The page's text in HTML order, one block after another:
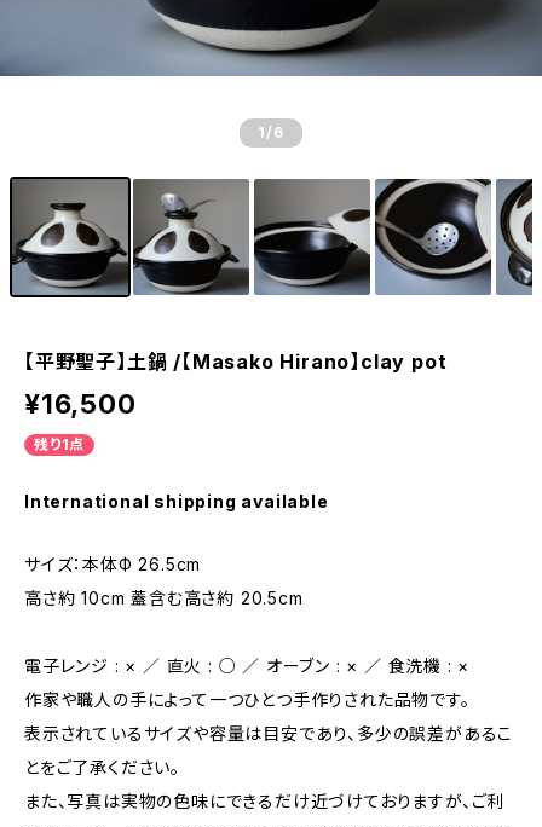
1 /6
【平野聖子】土鍋 /【Masako Hirano】clay pot
¥16,500
残り1点
International shipping available
サイズ：本体Ф 26.5cm
高さ約 10cm 蓋含む高さ約 20.5cm
電子レンジ : × ／ 直火 : ○ ／ オーブン : × ／ 食洗機 : ×
作家や職人の手によって一つひとつ手作りされた品物です。
表示されているサイズや容量は目安であり、多少の誤差があるこ
とをご了承ください。
また、写真は実物の色味にできるだけ近づけておりますが、ご利